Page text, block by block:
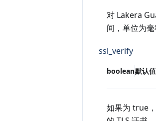
对 Lakera
间，单位为
ssl_verify
boolean默认
如果为 true